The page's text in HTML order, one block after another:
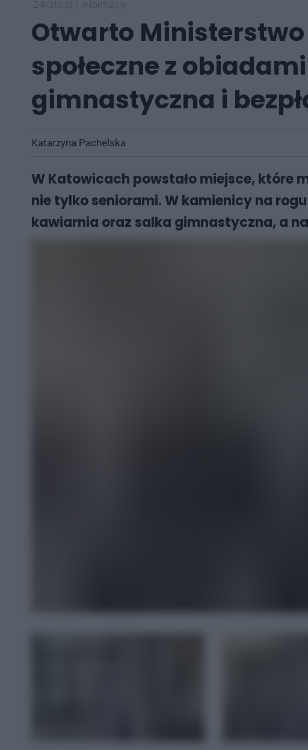
Otwarto
społeczne z
gimnastyczna i
Katarzyna Pachelska
W Katowicach powstało miejsce, które
nie tylko seniorami. W kamienicy na
kawiarnia oraz salka gimnastyczna, a